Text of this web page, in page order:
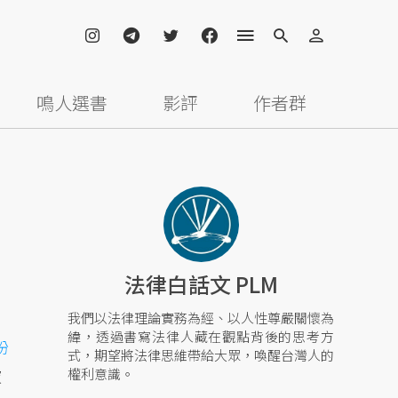
鳴人選書 影評 作者群
法律白話文 PLM
我們以法律理論實務為經、以人性尊嚴關懷為
緯，透過書寫法律人藏在觀點背後的思考方
式，期望將法律思維帶給大眾，喚醒台灣人的
權利意識。